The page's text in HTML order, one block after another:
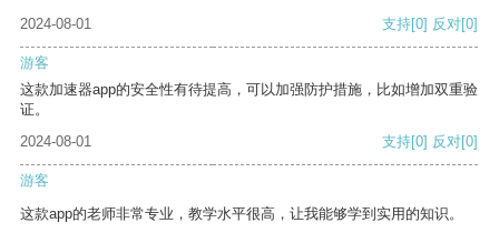
2024-08-01 支持[0] 反对[0]
游客
这款加速器app的安全性有待提高，可以加强防护措施，比如增加双重验
证。
2024-08-01
支持[0] 反对[0]
游客
这款app的老师非常专业，教学水平很高，让我能够学到实用的知识。